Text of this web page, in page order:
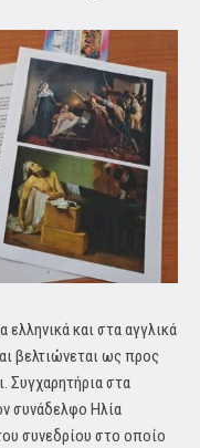
και στα αγγλικά
βελτιώνεται ως προς
Συγχαρητήρια στα
συνάδελφο Ηλία
συνεδρίου στο οποίο